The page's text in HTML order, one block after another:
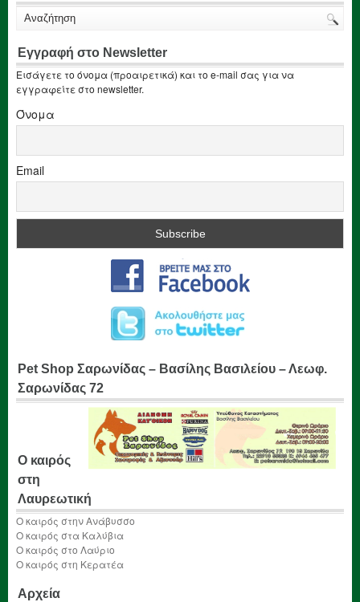
Εγγραφή στο Newsletter
Εισάγετε το όνομα (προαιρετικά) και το e-mail σας για να
εγγραφείτε στο newsletter.
Όνομα
Email
Pet Shop Σαρωνίδας – Βασίλης Βασιλείου – Λεωφ.
Σαρωνίδας 72
Ο καιρός
στη
Λαυρεωτική
Ο καιρός στην Ανάβυσσο
Ο καιρός στα Καλύβια
Ο καιρός στο Λαύριο
Ο καιρός στη Κερατέα
Αρχεία